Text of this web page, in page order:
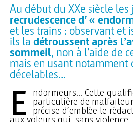
Au début du XXe siècle
recrudescence d’ «
et les trains : observant et
ils ladétroussent après
sommeil, non à l’aide de
mais en usant
décelables...
E
ndormeurs... Cette
particulière de
précise d’emblée le
aux voleurs qui, sans violence,